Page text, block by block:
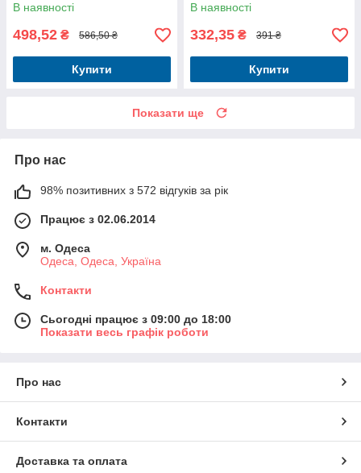
В наявності
498,52 ₴ 586,50 ₴
Купити
В наявності
332,35 ₴ 391 ₴
Купити
Показати ще
Про нас
98% позитивних з 572 відгуків за рік
Працює з 02.06.2014
м. Одеса
Одеса, Одеса, Україна
Контакти
Сьогодні працює з 09:00 до 18:00
Показати весь графік роботи
Про нас
Контакти
Доставка та оплата